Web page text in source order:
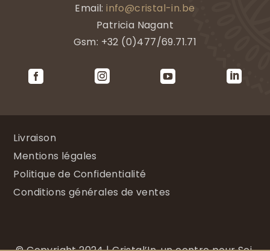
Email:info@cristal-in.be
Patricia Nagant
Gsm: +32 (0)477/69.71.71
   
Livraison
Mentions légales
Politique de Confidentialité
Conditions générales de ventes